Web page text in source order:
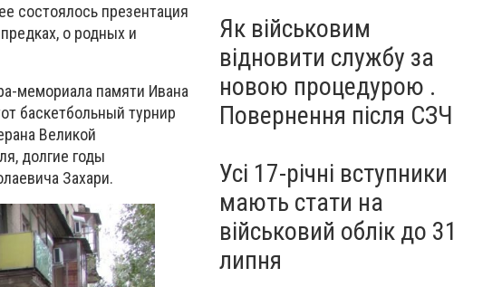
состоялось презентация
о родных и
мемориала памяти Ивана
баскетбольный турнир
Великой
долгие годы
Захари.
Як військовим
відновити службу за
новою процедурою .
Повернення після СЗЧ
Усі 17-річні вступники
мають стати на
військовий облік до 31
липня